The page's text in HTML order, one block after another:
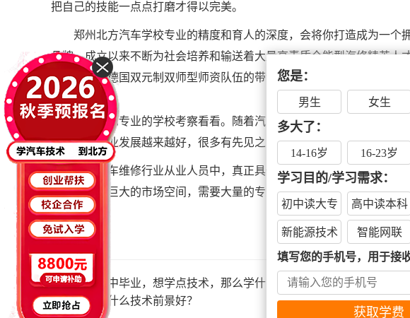
把自己的技能一点点打磨才得以完美。
郑州北方汽车学校专业的精度和育人的深度，会将你打造成为一个
品牌，成立以来不断为社会培养和输送着大量高素质全能型汽修精英人
班教学，在德国双元制双师型师资队伍的带领下，即使你是没基础，也
建议你到专业的学校考察看看。随着汽车消费市场的日渐火爆和汽
大。汽修行业发展越来越好，很多有先见之明的人想到学汽修是一个不
我国汽车维修行业从业人员中，真正具备诊断汽车故障能力的高素
行业具有着巨大的市场空间，需要大量的专业人才以支撑其发展。所以
会错的。
上一篇：
初中毕业，想学点技术，那么学什么技术好呢？
下一篇：
学什么技术前景好？
您是：
男生 女生
多大了：
14-16岁 16-23岁
学习目的/学习需求：
初中读大专 高中读本科
新能源技术 智能网联
填写您的手机号，用于接